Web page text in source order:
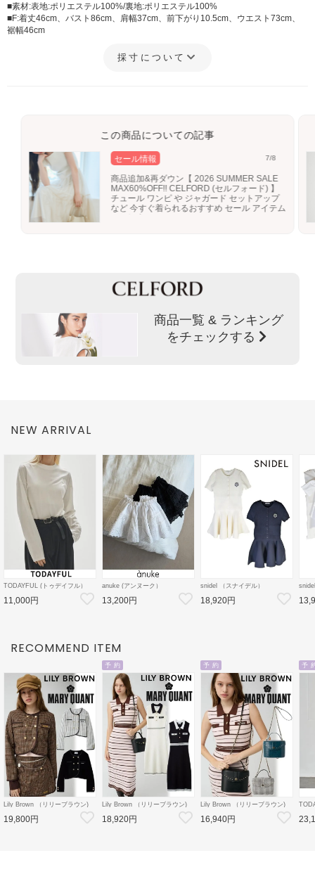
■素材:表地:ポリエステル100%/裏地:ポリエステル100%
■F:着丈46cm、バスト86cm、肩幅37cm、前下がり10.5cm、ウエスト73cm、
裾幅46cm
採寸について
この商品についての記事
セール情報 7/8
商品追加&再ダウン【 2026 SUMMER SALE
MAX60%OFF!! CELFORD (セルフォード) 】
チュール ワンピ や ジャガード セットアップ
など 今すぐ着られるおすすめ セール アイテム
商品一覧 & ランキング
をチェックする
NEW ARRIVAL
TODAYFUL (トゥデイフル）
Cotton Useful Long T-shirts 26
秋冬【12620605】Tシャツ
11,000円
anuke (アンヌーク）
【62620803】フレアスカート
26秋受注会
13,200円
snidel （スナイデル）
ケーブルニットミニセットアッ
プ 26秋冬【SWNO264154】フ
レアワンピース
18,920円
26秋
ク
RECOMMEND ITEM
Lily Brown （リリーブラウン)
【LB×MARY QUANT】ダブル
ボタンジャケット 26秋冬
【LWFJ264100】ジャケット
19,800円
予 約
Lily Brown （リリーブラウン)
【LB×MARY QUANT】ポロニ
ットワンピース 26秋冬予約
【LWNO264110】フレアワンピ
18,920円
予 約
Lily Brown （リリーブラウン)
【LB×MARY QUANT】スタッ
ズバニティバッグ 26秋冬予約
【LWGB264343】ハンド・ショ
16,940円
予
26秋